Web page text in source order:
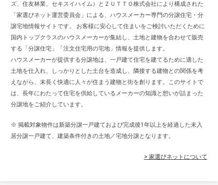
ズ、住友林業、セキスイハイム）とＺＵＴＴＯ株式会社により構成された
「家選びネット運営委員会」による、ハウスメーカー専門の分譲住宅・分
譲宅地情報サイトです。 お客様に安心して住まいをご検討いただくために
国内トップクラスのハウスメーカーが集結し、土地と建物を合わせて販売
する「分譲住宅」「注文住宅用の宅地」情報を提供します。
ハウスメーカーが提供する分譲地は、一戸建て住宅を建てるために適した
土地を仕入れ、しっかりとした土台を造成し、隣接する建物との関係を考
えながら、末長く快適に人々が住まう建物と街を創ります。このサイトで
は、長年にわたって住宅を供給しているメーカーの知識と想いが詰まった
分譲地をご紹介しています。
※ 掲載対象物件は新築分譲一戸建ておよび完成後1年以上を経過した未入
居分譲一戸建て、建築条件付きの土地／宅地分譲となります。
> 家選びネットについて